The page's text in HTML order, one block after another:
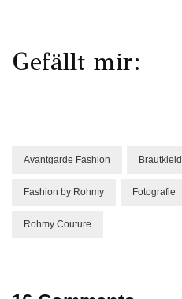
Gefällt mir:
Avantgarde Fashion Brautkleid
Fashion by Rohmy Fotografie
Rohmy Couture